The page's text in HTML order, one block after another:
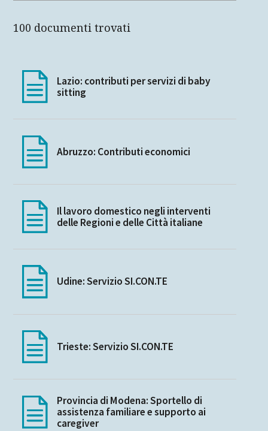
100 documenti trovati
Lazio: contributi per servizi di baby
sitting
Abruzzo: Contributi economici
Il lavoro domestico negli interventi
delle Regioni e delle Città italiane
Udine: Servizio SI.CON.TE
Trieste: Servizio SI.CON.TE
Provincia di Modena: Sportello di
assistenza familiare e supporto ai
caregiver